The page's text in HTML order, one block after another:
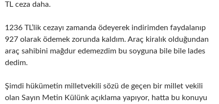
TL ceza daha.
1236 TL’lik cezayı zamanda ödeyerek indirimden faydalanıp
927 olarak ödemek zorunda kaldım. Araç kiralık olduğundan
araç sahibini mağdur edemezdim bu soyguna bile bile lades
dedim.
Şimdi hükümetin milletvekili sözü de geçen bir millet vekili
olan Sayın Metin Külünk açıklama yapıyor, hatta bu konuyu